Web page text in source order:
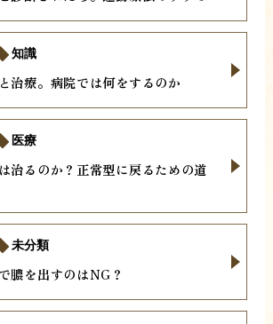
治療。病院では何をするのか
知識
治るのか？正常型に戻るための道
医療
膿を出すのはNG？
未分類